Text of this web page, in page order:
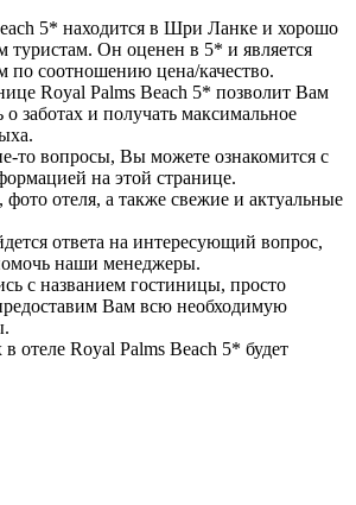
5* находится в Шри Ланке и хорошо
туристам. Он оценен в 5* и является
по соотношению цена/качество.
Royal Palms Beach 5* позволит Вам
о заботах и получать максимальное
то вопросы, Вы можете ознакомится с
на этой странице.
отеля, а также свежие и актуальные
ответа на интересующий вопрос,
наши менеджеры.
с названием гостиницы, просто
Вам всю необходимую
отеле Royal Palms Beach 5* будет